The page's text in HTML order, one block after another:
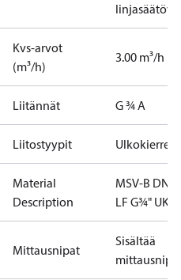
Kvs-arvot
(m³/h)
3.00 m³/h
Liitännät G ¾ A
Liitostyypit Ulkokierre
Material
Description
MSV-B DN15
LF G¾" UK
Mittausnipat
Sisältää
mittausnipat